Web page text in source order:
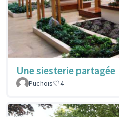
Une siesterie partagée
Puchois
4